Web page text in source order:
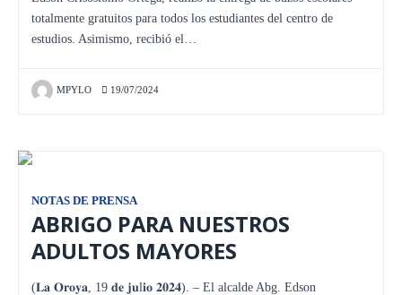
totalmente gratuitos para todos los estudiantes del centro de
estudios. Asimismo, recibió el…
MPYLO 19/07/2024
NOTAS DE PRENSA
ABRIGO PARA NUESTROS
ADULTOS MAYORES
(𝐋𝐚 𝐎𝐫𝐨𝐲𝐚, 19 𝐝𝐞 𝐣𝐮l𝐢𝐨 𝟐𝟎𝟐𝟒). – El alcalde Abg. Edson